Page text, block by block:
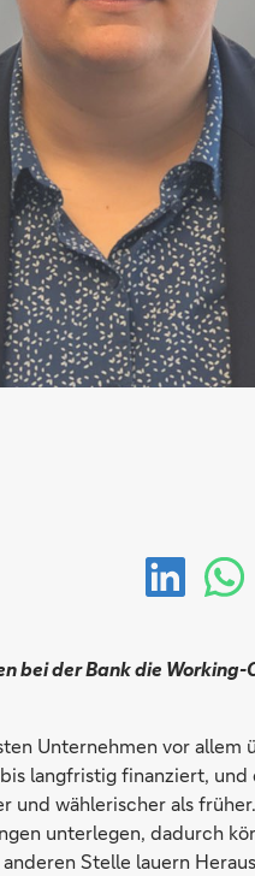
bei der Bank die
Unternehmen vor
langfristig finanziert, und
und wählerischer als
unterlegen, dadurch
Stelle lauern